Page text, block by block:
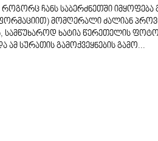
ჩანს საბერძნეთში იმყოფება
მომღერალი ძალიან
ხატია წერეთელის
ამ სურათის გამოქვეყნების გამო...